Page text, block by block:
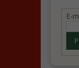
E-